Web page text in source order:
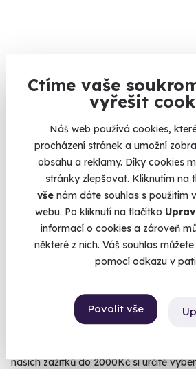
Ctíme vaše
vyřešit
Náš web používá cookies,
procházení stránek a umožní
obsahu a reklamy. Díky cookies
stránky zlepšovat. Kliknutím na
vše nám dáte souhlas s použitím
webu. Po kliknutí na tlačítko
informací o cookies a zároveň
některé z nich. Váš souhlas
pomocí odkazu v
Povolit vše
Zážitková střelba:
Velká Bíteš (okres Žďár nad
(+ 27 dalších lokalit)
1 799 Kč
Zobrazit zážitky na mapě
můžete vybírat z několika desítek
zážitků. Ať už je to skvělý Flyboarding,
Hoverboard, simulátor Boeingu 737
našich zážitků do 2000Kč si určitě